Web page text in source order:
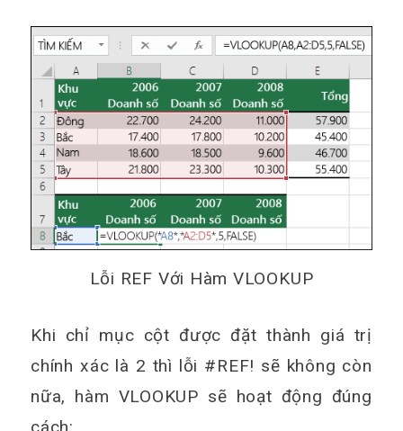
Lỗi REF Với Hàm VLOOKUP
Khi chỉ mục cột được đặt thành giá trị
chính xác là 2 thì lỗi #REF! sẽ không còn
nữa, hàm VLOOKUP sẽ hoạt động đúng